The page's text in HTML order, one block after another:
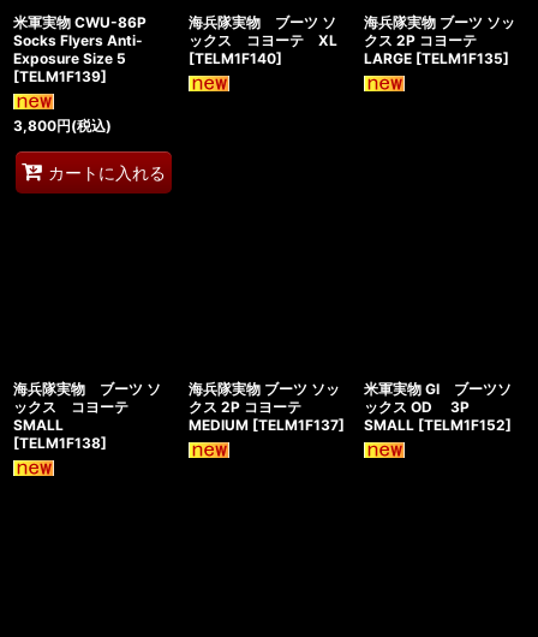
絞り込む
米軍実物 CWU-86P
Socks Flyers Anti-
Exposure Size 5
[TELM1F139]
3,800円(税込)
カートに入れる
海兵隊実物 ブーツ ソ
ックス コヨーテ XL
[TELM1F140]
海兵隊実物 ブーツ ソッ
クス 2P コヨーテ
LARGE [TELM1F135]
海兵隊実物 ブーツ ソ
ックス コヨーテ
SMALL
[TELM1F138]
海兵隊実物 ブーツ ソッ
クス 2P コヨーテ
MEDIUM [TELM1F137]
米軍実物 GI ブーツソ
ックス OD 3P
SMALL [TELM1F152]